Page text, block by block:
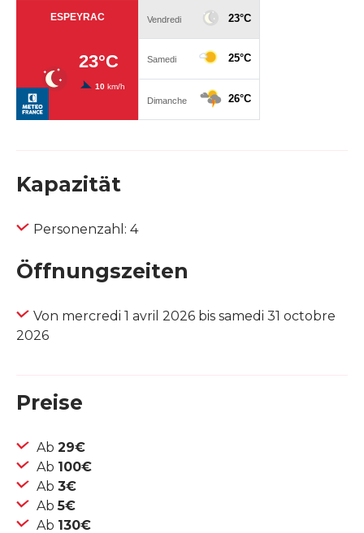
Kapazität
Personenzahl: 4
Öffnungszeiten
Von mercredi 1 avril 2026 bis samedi 31 octobre
2026
Preise
Ab 29€
Ab 100€
Ab 3€
Ab5€
Ab 130€